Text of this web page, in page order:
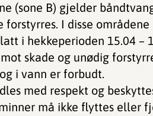
(sone B) gjelder
forstyrres. I disse
i hekkeperioden 15.04 –
skade og unødig
i vann er forbudt.
med respekt og
må ikke flyttes eller